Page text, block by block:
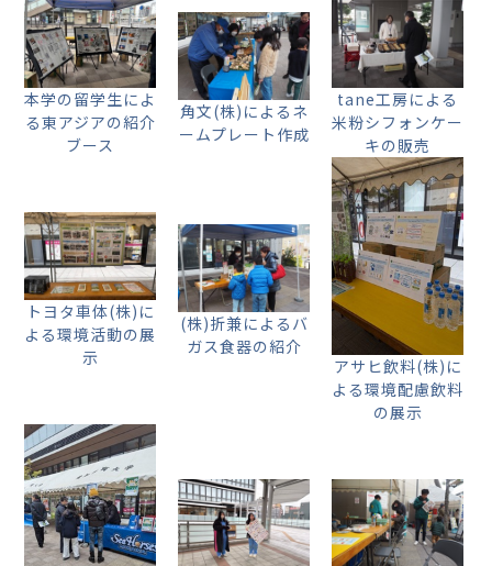
本学の留学生によ
る東アジアの紹介
ブース
角文(株)によるネ
ームプレート作成
tane工房による
米粉シフォンケー
キの販売
トヨタ車体(株)に
よる環境活動の展
示
(株)折兼によるバ
ガス食器の紹介
アサヒ飲料(株)に
よる環境配慮飲料
の展示